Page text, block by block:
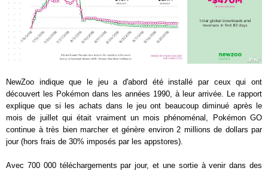
NewZoo indique que le jeu a d'abord été installé par ceux qui ont
découvert les Pokémon dans les années 1990, à leur arrivée. Le rapport
explique que si les achats dans le jeu ont beaucoup diminué après le
mois de juillet qui était vraiment un mois phénoménal, Pokémon GO
continue à très bien marcher et génère environ 2 millions de dollars par
jour (hors frais de 30% imposés par les appstores).
Avec 700 000 téléchargements par jour, et une sortie à venir dans des